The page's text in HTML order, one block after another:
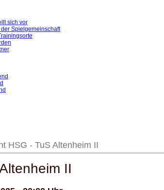
sich vor
der Spielgemeinschaft
HSG - TuS Altenheim II
II